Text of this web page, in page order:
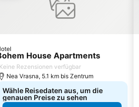
House Apartments
Keine Rezensionen verfügbar
Nea Vrasna, 5.1 km bis Zentrum
Wähle Reisedaten aus, um die
genauen Preise zu sehen